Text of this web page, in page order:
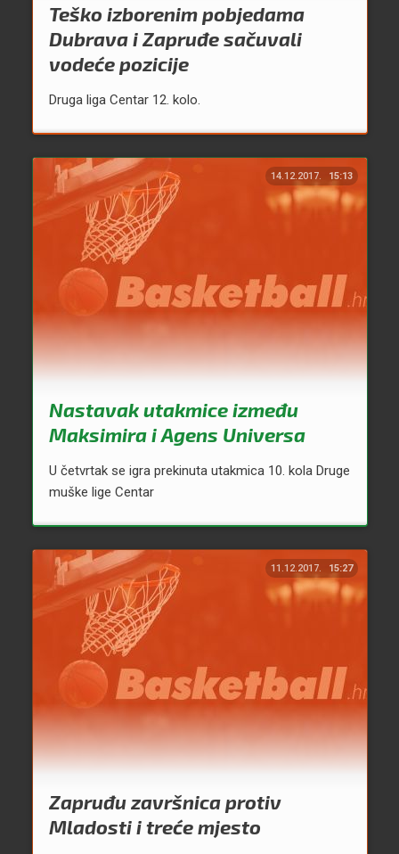
Teško izborenim pobjedama
Dubrava i Zapruđe sačuvali
vodeće pozicije
Druga liga Centar 12. kolo.
14.12.2017. 15:13
Nastavak utakmice između
Maksimira i Agens Universa
U četvrtak se igra prekinuta utakmica 10. kola Druge
muške lige Centar
11.12.2017. 15:27
Zapruđu završnica protiv
Mladosti i treće mjesto